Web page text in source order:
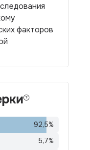
факторов
92,5%
5,7%